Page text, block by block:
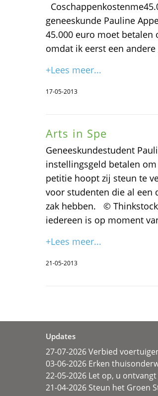
geneeskunde Pauline
45.000 euro moet betalen
omdat ik eerst een
+Lees meer...
17-05-2013
Arts in Spe
Geneeskundestudent
instellingsgeld betalen
petitie hoopt zij steun te
voor studenten die al een
zak hebben. ©
iedereen is op moment
+Lees meer...
21-05-2013
Updates
27-07-2026 Verbied
03-06-2026 Erken
22-05-2026 Let op, u
21-04-2026 Steun het Groen